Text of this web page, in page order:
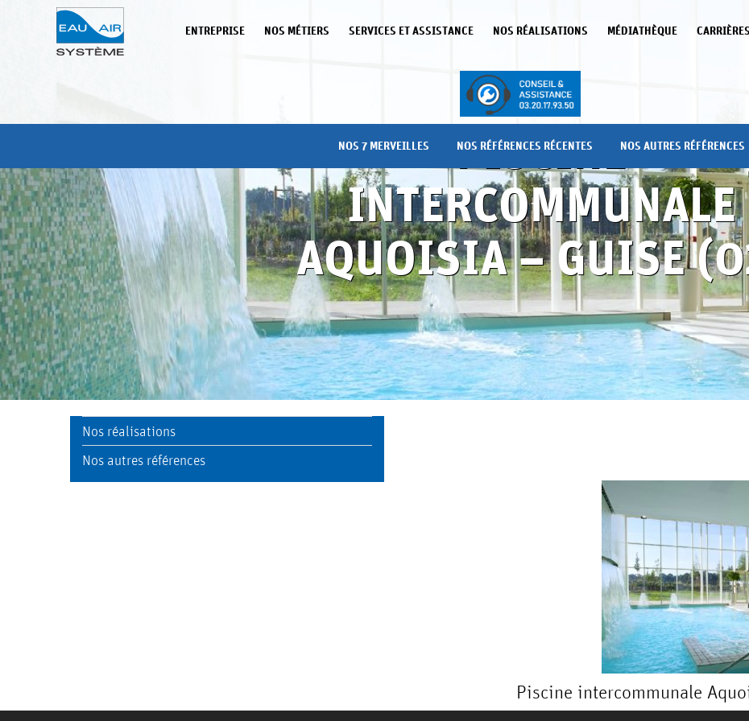
ENTREPRISE NOS MÉTIERS SERVICES ET ASSISTANCE NOS RÉALISATIONS
NOS 7 MERVEILLES NOS RÉFÉRENCES RÉCENTES NOS AUTRES RÉFÉRENCES
MÉDIATHÈQUE CARRIÈRES
PISCINE
INTERCOMMUNALE
AQUOISIA – GUISE
Nos réalisations
Nos autres références
Piscine intercommunale
Panneau de gestion des cookies